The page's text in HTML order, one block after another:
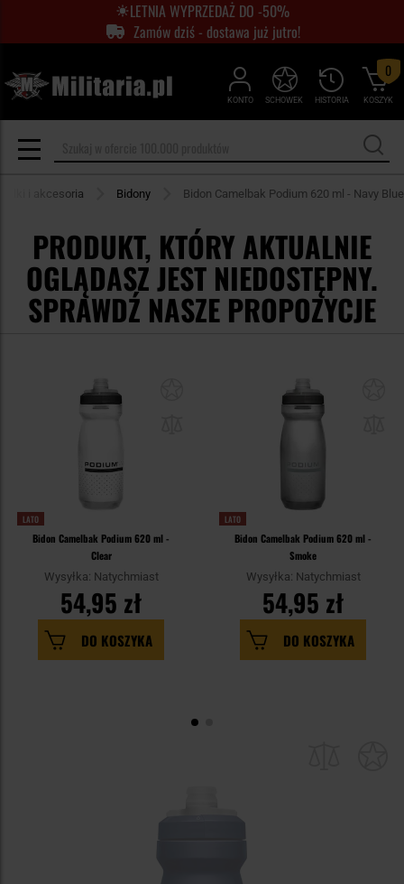
LETNIA WYPRZEDAŻ DO -50%
Zamów dziś - dostawa już jutro!
KONTO HISTORIA
SCHOWEK KOSZYK
0
i akcesoria Bidony Bidon Camelbak Podium 620 ml - Navy Blue
PRODUKT, KTÓRY AKTUALNIE
OGLĄDASZ JEST NIEDOSTĘPNY.
SPRAWDŹ NASZE PROPOZYCJE
LATO
Bidon Camelbak Podium 620 ml -
Clear
Wysyłka: Natychmiast
54,95 zł
DO KOSZYKA
LATO
Bidon Camelbak Podium 620 ml -
Smoke
Wysyłka: Natychmiast
54,95 zł
DO KOSZYKA